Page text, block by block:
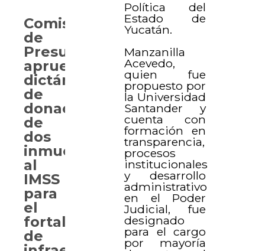
Política del
Estado de
Yucatán.
Manzanilla
Acevedo,
quien fue
propuesto por
la Universidad
Santander y
cuenta con
formación en
transparencia,
procesos
institucionales
y desarrollo
administrativo
en el Poder
Judicial, fue
designado
para el cargo
por mayoría
Comisión
de
Presupuesto
aprueba
dictámenes
de
donación
de
dos
inmuebles
al
IMSS
para
el
fortalecimiento
de